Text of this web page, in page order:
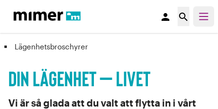
person search
Din lägenhet – Livet
Lägenhetsbroschyrer
Vi är så glada att du valt att flytta in i vårt